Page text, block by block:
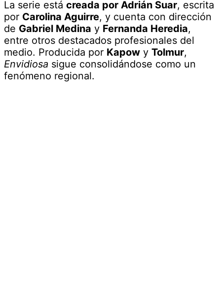
La serie está creada por Adrián Suar, escrita
por Carolina Aguirre, y cuenta con dirección
de Gabriel Medina y Fernanda Heredia,
entre otros destacados profesionales del
medio. Producida por Kapow y Tolmur,
Envidiosa sigue consolidándose como un
fenómeno regional.